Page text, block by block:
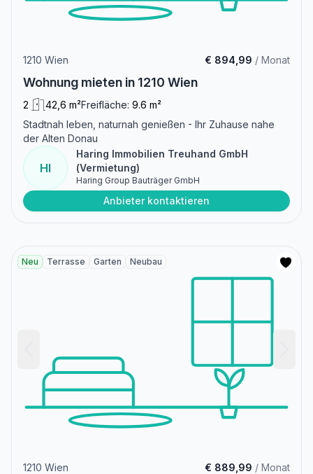
1210 Wien € 894,99 / Monat
Wohnung mieten in 1210 Wien
2 42,6 m²Freifläche: 9.6 m²
Stadtnah leben, naturnah genießen - Ihr Zuhause nahe
der Alten Donau
HI
Haring Immobilien Treuhand GmbH
(Vermietung)
Haring Group Bauträger GmbH
Anbieter kontaktieren
Neu Terrasse Garten Neubau
1210 Wien € 889,99 / Monat